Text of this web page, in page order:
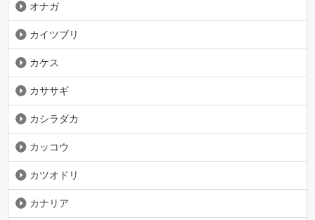
オナガ
カイツブリ
カケス
カササギ
カシラダカ
カッコウ
カツオドリ
カナリア